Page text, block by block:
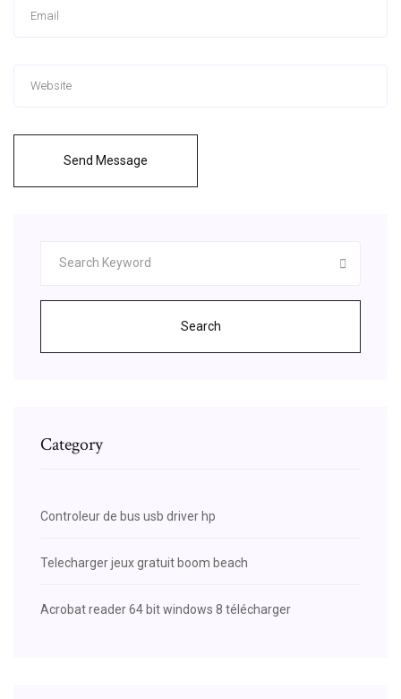
Send Message
Search
Category
Controleur de bus usb driver hp
Telecharger jeux gratuit boom beach
Acrobat reader 64 bit windows 8 télécharger